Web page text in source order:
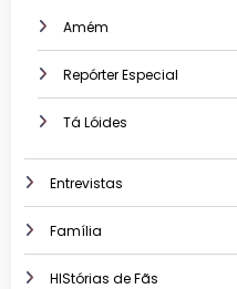
Amém
Repórter Especial
Tá Lóides
Entrevistas
Família
HIStórias de Fãs